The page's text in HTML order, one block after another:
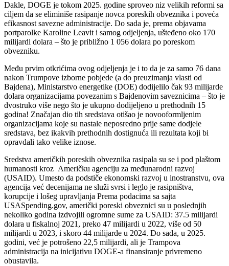
Dakle, DOGE je tokom 2025. godine sproveo niz velikih reformi sa
ciljem da se eliminiše rasipanje novca poreskih obveznika i poveća
efikasnost savezne administracije. Do sada je, prema objavama
portparolke Karoline Leavit i samog odjeljenja, ušteđeno oko 170
milijardi dolara – što je približno 1 056 dolara po poreskom
obvezniku.
Među prvim otkrićima ovog odjeljenja je i to da je za samo 76 dana
nakon Trumpove izborne pobjede (a do preuzimanja vlasti od
Bajdena), Ministarstvo energetike (DOE) dodijelilo čak 93 milijarde
dolara organizacijama povezanim s Bajdenovim saveznicima – što je
dvostruko više nego što je ukupno dodijeljeno u prethodnih 15
godina! Značajan dio tih sredstava otišao je novooformljenim
organizacijama koje su nastale neposredno prije same dodjele
sredstava, bez ikakvih prethodnih dostignuća ili rezultata koji bi
opravdali tako velike iznose.
Sredstva američkih poreskih obveznika rasipala su se i pod plaštom
humanosti kroz Američku agenciju za međunarodni razvoj
(USAID). Umesto da podstiče ekonomski razvoj u inostranstvu, ova
agencija već decenijama ne služi svrsi i leglo je rasipništva,
korupcije i lošeg upravljanja Prema podacima sa sajta
USASpending.gov, američki poreski obveznici su u poslednjih
nekoliko godina izdvojili ogromne sume za USAID: 37.5 milijardi
dolara u fiskalnoj 2021, preko 47 milijardi u 2022, više od 50
milijardi u 2023, i skoro 44 milijarde u 2024. Do sada, u 2025.
godini, već je potrošeno 22,5 milijardi, ali je Trampova
administracija na inicijativu DOGE-a finansiranje privremeno
obustavila.